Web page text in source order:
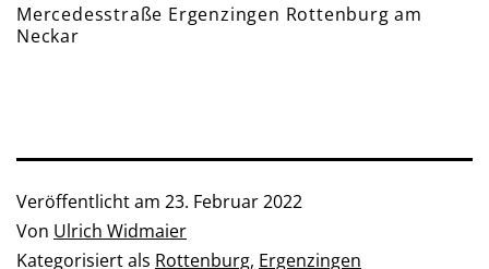
Mercedesstraße Ergenzingen Rottenburg am
Neckar
Veröffentlicht am 23. Februar 2022
Von Ulrich Widmaier
Kategorisiert als Rottenburg, Ergenzingen